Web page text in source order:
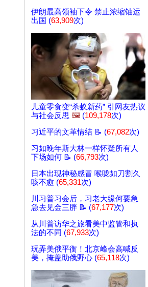
伊朗最高领袖下令 禁止浓缩铀运
出国 (63,909次)
儿童零食变“杀蚁新药” 引网友热议
与社会反思 🖼️ (109,178次)
习近平的文革情结 📝 (67,082次)
习如晚年斯大林一样怀疑所有人
下场如何 📝 (66,793次)
日本出现神秘感冒 喉咙如刀割久
咳不愈 (65,331次)
川习普习会后，习老大缘何要急
急去见金三胖 📝 (67,177次)
从川普访华之旅看美中监管和执
法的不同 (67,933次)
玩弄美俄平衡！北京峰会高喊反
美，掩盖助俄野心 (65,118次)